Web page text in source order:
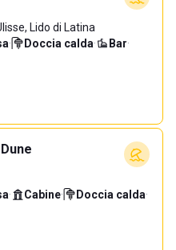
Lido di Latina
· Doccia calda· Bar·
· Cabine· Doccia calda·